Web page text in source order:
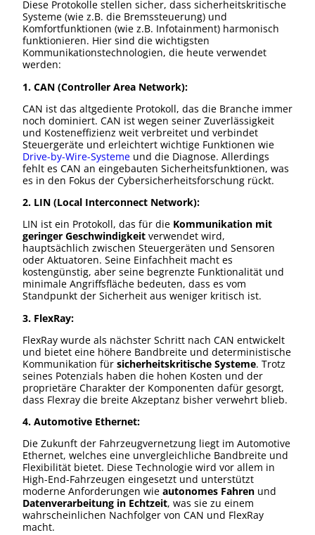
Diese Protokolle stellen sicher, dass sicherheitskritische
Systeme (wie z.B. die Bremssteuerung) und
Komfortfunktionen (wie z.B. Infotainment) harmonisch
funktionieren. Hier sind die wichtigsten
Kommunikationstechnologien, die heute verwendet
werden:
1. CAN (Controller Area Network):
CAN ist das altgediente Protokoll, das die Branche immer
noch dominiert. CAN ist wegen seiner Zuverlässigkeit
und Kosteneffizienz weit verbreitet und verbindet
Steuergeräte und erleichtert wichtige Funktionen wie
Drive-by-Wire-Systeme und die Diagnose. Allerdings
fehlt es CAN an eingebauten Sicherheitsfunktionen, was
es in den Fokus der Cybersicherheitsforschung rückt.
2. LIN (Local Interconnect Network):
LIN ist ein Protokoll, das für die Kommunikation mit
geringer Geschwindigkeit verwendet wird,
hauptsächlich zwischen Steuergeräten und Sensoren
oder Aktuatoren. Seine Einfachheit macht es
kostengünstig, aber seine begrenzte Funktionalität und
minimale Angriffsfläche bedeuten, dass es vom
Standpunkt der Sicherheit aus weniger kritisch ist.
3. FlexRay:
FlexRay wurde als nächster Schritt nach CAN entwickelt
und bietet eine höhere Bandbreite und deterministische
Kommunikation für sicherheitskritische Systeme. Trotz
seines Potenzials haben die hohen Kosten und der
proprietäre Charakter der Komponenten dafür gesorgt,
dass Flexray die breite Akzeptanz bisher verwehrt blieb.
4. Automotive Ethernet:
Die Zukunft der Fahrzeugvernetzung liegt im Automotive
Ethernet, welches eine unvergleichliche Bandbreite und
Flexibilität bietet. Diese Technologie wird vor allem in
High-End-Fahrzeugen eingesetzt und unterstützt
moderne Anforderungen wie autonomes Fahren und
Datenverarbeitung in Echtzeit, was sie zu einem
wahrscheinlichen Nachfolger von CAN und FlexRay
macht.